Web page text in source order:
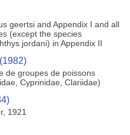
geertsi and Appendix I and all
(except the species
jordani) in Appendix II
de groupes de poissons
Cyprinidae, Clariidae)
1921